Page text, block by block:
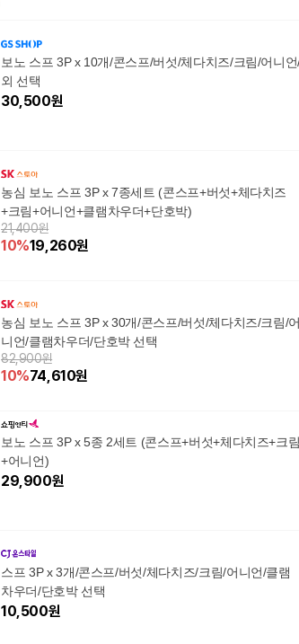
보노 스프 3P x 10개/콘스프/버섯/체다치즈/크림/어니
외 선택
30,500원
농심 보노 스프 3P x 7종세트 (콘스프+버섯+체다치즈
+크림+어니언+클램차우더+단호박)
21,400원
10%19,260원
농심 보노 스프 3P x 30개/콘스프/버섯/체다치즈/크림/
니언/클램차우더/단호박 선택
82,900원
10%74,610원
보노 스프 3P x 5종 2세트 (콘스프+버섯+체다치즈+크
+어니언)
29,900원
스프 3P x 3개/콘스프/버섯/체다치즈/크림/어니언/클램
차우더/단호박 선택
10,500원